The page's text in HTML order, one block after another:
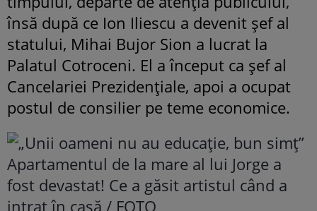
însă după ce Ion Iliescu a devenit șef al
statului, Mihai Bujor Sion a lucrat la
Palatul Cotroceni. El a început ca șef al
Cancelariei Prezidențiale, apoi a ocupat
postul de consilier pe teme economice.